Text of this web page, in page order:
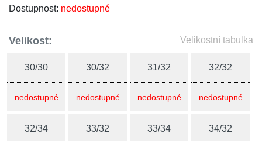
Dostupnost: nedostupné
Velikost: Velikostní tabulka
30/30
nedostupné
30/32
nedostupné
31/32
nedostupné
32/32
nedostupné
32/34 33/32 33/34 34/32